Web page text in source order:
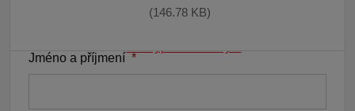
158.27 KB
146.78 KB
NÁM
Jméno a příjmení *